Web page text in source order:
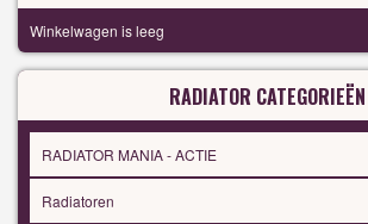
Winkelwagen is leeg
RADIATOR CATEGORIEËN
RADIATOR MANIA - ACTIE
Radiatoren